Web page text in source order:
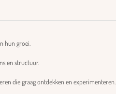
hun groei.
en structuur.
die graag ontdekken en experimenteren.